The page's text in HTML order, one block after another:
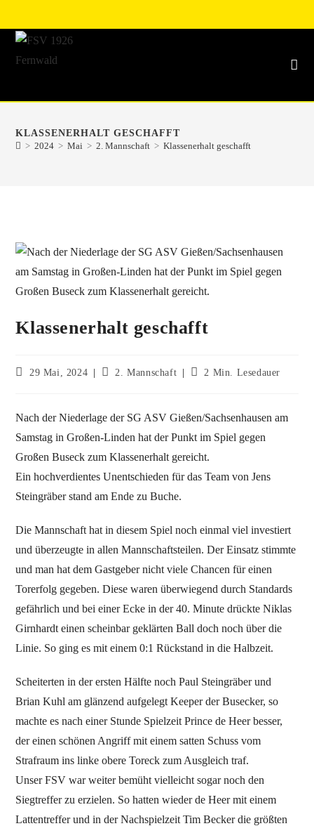
KLASSENERHALT GESCHAFFT
> 2024 > Mai > 2. Mannschaft > Klassenerhalt geschafft
Klassenerhalt geschafft
29 Mai, 2024 2. Mannschaft 2 Min. Lesedauer
Nach der Niederlage der SG ASV Gießen/Sachsenhausen am
Samstag in Großen-Linden hat der Punkt im Spiel gegen
Großen Buseck zum Klassenerhalt gereicht.
Ein hochverdientes Unentschieden für das Team von Jens
Steingräber stand am Ende zu Buche.
Die Mannschaft hat in diesem Spiel noch einmal viel investiert
und überzeugte in allen Mannschaftsteilen. Der Einsatz stimmte
und man hat dem Gastgeber nicht viele Chancen für einen
Torerfolg gegeben. Diese waren überwiegend durch Standards
gefährlich und bei einer Ecke in der 40. Minute drückte Niklas
Girnhardt einen scheinbar geklärten Ball doch noch über die
Linie. So ging es mit einem 0:1 Rückstand in die Halbzeit.
Scheiterten in der ersten Hälfte noch Paul Steingräber und
Brian Kuhl am glänzend aufgelegt Keeper der Busecker, so
machte es nach einer Stunde Spielzeit Prince de Heer besser,
der einen schönen Angriff mit einem satten Schuss vom
Strafraum ins linke obere Toreck zum Ausgleich traf.
Unser FSV war weiter bemüht vielleicht sogar noch den
Siegtreffer zu erzielen. So hatten wieder de Heer mit einem
Lattentreffer und in der Nachspielzeit Tim Becker die größten